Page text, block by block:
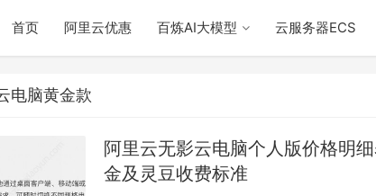
首页 阿里云优惠 百炼AI大模型 云服务器ECS
电脑黄金款
阿里云无影云电脑个人版价格明
金及灵豆收费标准